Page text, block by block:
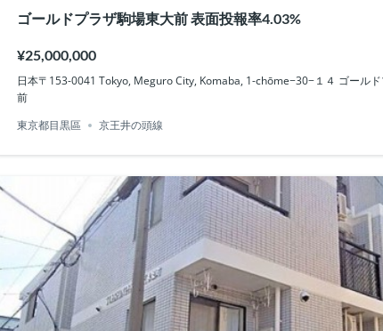
ゴールドプラザ駒場東大前 表面投報率4.03%
¥25,000,000
日本〒153-0041 Tokyo, Meguro City, Komaba, 1-chōme−30−１４ ゴール
前
東京都目黒區
京王井の頭線